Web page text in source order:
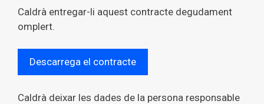
Caldrà entregar-li aquest contracte degudament
omplert.
Descarrega el contracte
Caldrà deixar les dades de la persona responsable